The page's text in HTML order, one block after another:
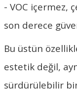
- VOC içermez,
son derece
Bu üstün
estetik değil,
sürdürülebilir